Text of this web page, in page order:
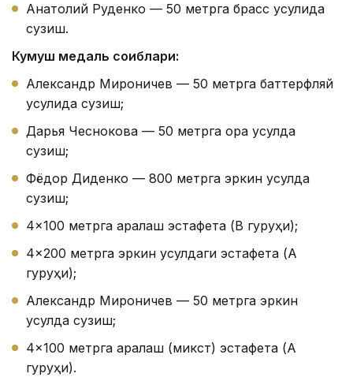
Анатолий Руденко — 50 метрга брасс усулида
сузиш.
Кумуш медаль соҳиблари:
Александр Мироничев — 50 метрга баттерфляй
усулида сузиш;
Дарья Чеснокова — 50 метрга орқа усулда
сузиш;
Фёдор Диденко — 800 метрга эркин усулда
сузиш;
4×100 метрга аралаш эстафета (B гуруҳи);
4×200 метрга эркин усулдаги эстафета (А
гуруҳи);
Александр Мироничев — 50 метрга эркин
усулда сузиш;
4×100 метрга аралаш (микст) эстафета (А
гуруҳи).